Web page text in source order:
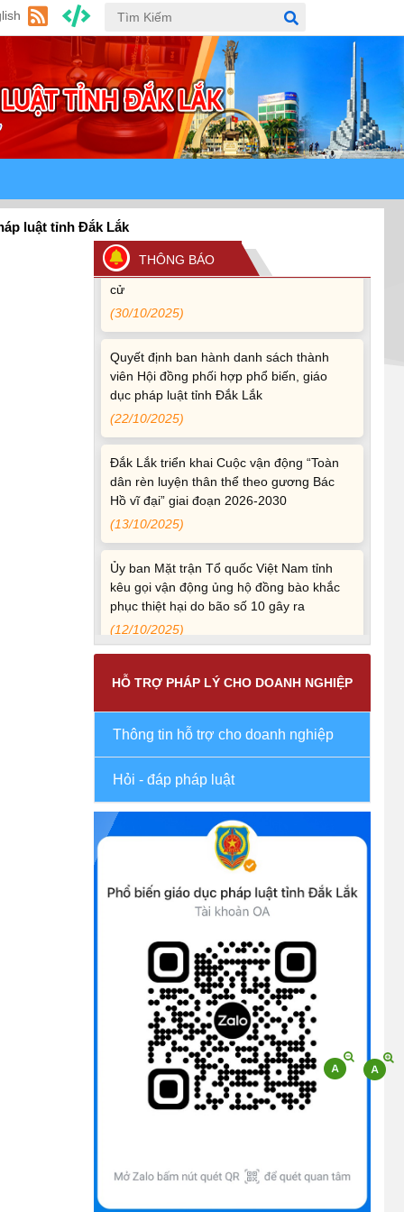
Đắk Lắk
THÔNG BÁO
Quy định xử phạt vi phạm vi định giao
thông đường bộ theo Nghị định 168
(13/11/2025)
Tài liệu hỏi đáp văn kiện đại hội Đảng bộ
tỉnh Đắk Lắk lần thứ I
Ủy ban Thường vụ Quốc hội ban hành
Nghị quyết mới, hoàn thiện quy trình bầu
cử
(30/10/2025)
Quyết định ban hành danh sách thành
viên Hội đồng phối hợp phổ biến, giáo
dục pháp luật tỉnh Đắk Lắk
(22/10/2025)
Đắk Lắk triển khai Cuộc vận động “Toàn
dân rèn luyện thân thể theo gương Bác
Hồ vĩ đại” giai đoạn 2026-2030
(13/10/2025)
Ủy ban Mặt trận Tổ quốc Việt Nam tỉnh
kêu gọi vận động ủng hộ đồng bào khắc
phục thiệt hại do bão số 10 gây ra
(12/10/2025)
UBND TỈNH ĐẮK LẮK KHUYẾN CÁO
CHỐNG BỆNH TẢ
chính đủ điều kiện tái cấu trúc thực hiện
toàn trình, một phần trên môi trường điện
tử
(09/10/2025)
Bộ Chính trị, Ban Bí thư kết luận về phân
cấp, phân quyền trong vận hành chính
quyền địa phương 2 cấp
Tích cực tham gia góp ý, tuyên truyền dự
thảo Bộ luật Hình sự (sửa đổi) và Luật Tổ
chức cơ quan điều tra (sửa đổi)
(24/07/2026)
Quy định xử phạt vi phạm vi định giao
thông đường bộ theo Nghị định 168
Tài liệu hỏi đáp văn kiện đại hội Đảng bộ
HỖ TRỢ PHÁP LÝ CHO DOANH NGHIỆP
Thông tin hỗ trợ cho doanh nghiệp
Hỏi - đáp pháp luật